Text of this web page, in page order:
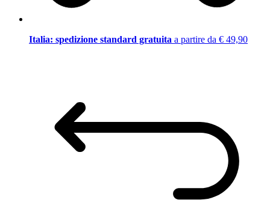
Italia: spedizione standard gratuita a partire da € 49,90